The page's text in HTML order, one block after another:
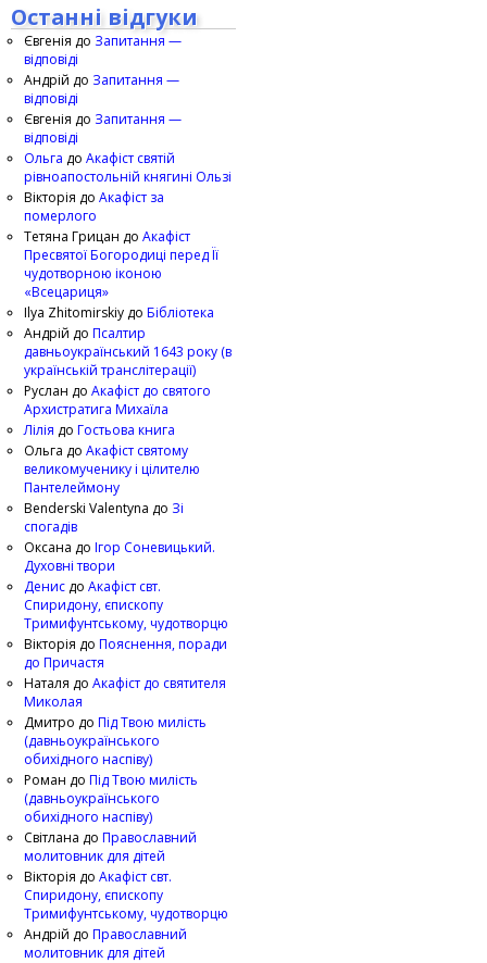
Останні відгуки
Євгенія до Запитання —
відповіді
Андрій до Запитання —
відповіді
Євгенія до Запитання —
відповіді
Ольга до Акафіст святій
рівноапостольній княгині Ользі
Вікторія до Акафіст за
померлого
Тетяна Грицан до Акафіст
Пресвятої Богородиці перед Її
чудотворною іконою
«Всецариця»
Ilya Zhitomirskiy до Бібліотека
Андрій до Псалтир
давньоукраїнський 1643 року (в
українській транслітерації)
Руслан до Акафіст до святого
Архистратига Михаїла
Лілія до Гостьова книга
Ольга до Акафіст святому
великомученику і цілителю
Пантелеймону
Benderski Valentyna до Зі
спогадів
Оксана до Ігор Соневицький.
Духовні твори
Денис до Акафіст свт.
Спиридону, єпископу
Тримифунтському, чудотворцю
Вікторія до Пояснення, поради
до Причастя
Наталя до Акафіст до святителя
Миколая
Дмитро до Під Твою милість
(давньоукраїнського
обихідного наспіву)
Роман до Під Твою милість
(давньоукраїнського
обихідного наспіву)
Світлана до Православний
молитовник для дітей
Вікторія до Акафіст свт.
Спиридону, єпископу
Тримифунтському, чудотворцю
Андрій до Православний
молитовник для дітей